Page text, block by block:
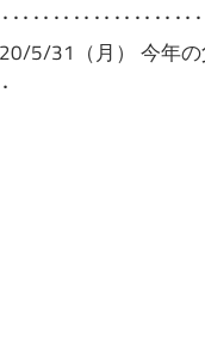
月） 今年の父の